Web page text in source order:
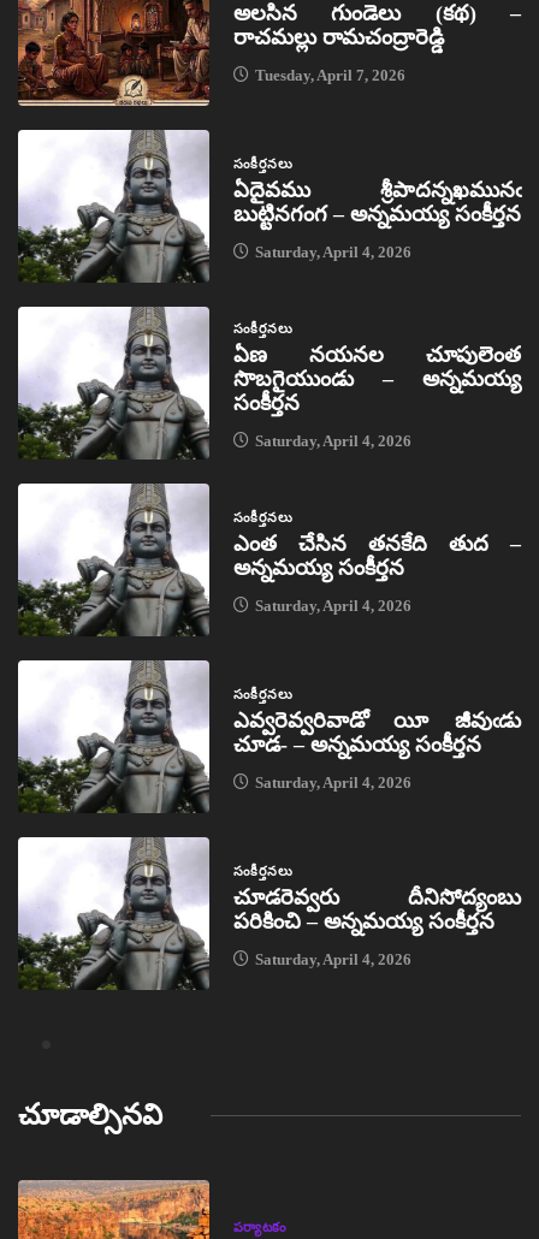
అలసిన గుండెలు (కథ) –
రాచమల్లు రామచంద్రారెడ్డి
Tuesday, April 7, 2026
సంకీర్తనలు
ఏదైవము శ్రీపాదన్నఖమునఁ
బుట్టినగంగ – అన్నమయ్య సంకీర్తన
Saturday, April 4, 2026
సంకీర్తనలు
ఏణ నయనల చూపులెంత
సొబగైయుండు – అన్నమయ్య
సంకీర్తన
Saturday, April 4, 2026
సంకీర్తనలు
ఎంత చేసిన తనకేది తుద –
అన్నమయ్య సంకీర్తన
Saturday, April 4, 2026
సంకీర్తనలు
ఎవ్వరెవ్వరివాడో యీ జీవుఁడు
చూడ- – అన్నమయ్య సంకీర్తన
Saturday, April 4, 2026
సంకీర్తనలు
చూడరెవ్వరు దీనిసోద్యంబు
పరికించి – అన్నమయ్య సంకీర్తన
Saturday, April 4, 2026
చూడాల్సినవి
పర్యాటకం